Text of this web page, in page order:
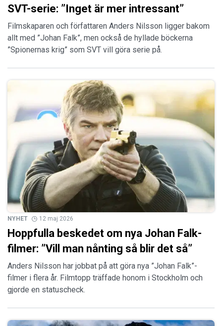
SVT-serie: ”Inget är mer intressant”
Filmskaparen och författaren Anders Nilsson ligger bakom
allt med ”Johan Falk”, men också de hyllade böckerna
”Spionernas krig” som SVT vill göra serie på.
NYHET 12 maj 2026
Hoppfulla beskedet om nya Johan Falk-
filmer: ”Vill man nånting så blir det så”
Anders Nilsson har jobbat på att göra nya ”Johan Falk”-
filmer i flera år. Filmtopp träffade honom i Stockholm och
gjorde en statuscheck.